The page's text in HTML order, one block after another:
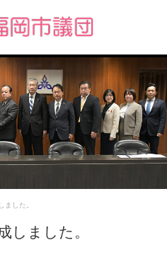
ました。
しました。